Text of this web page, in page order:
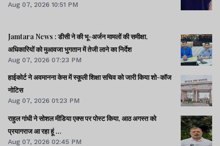
Aug 07, 2026 10:51 PM
Jamtara News : डीसी ने की भू-अर्जन मामलों की समीक्षा,
अधिकारियों को मुआवजा भुगतान में तेजी लाने का निर्देश
Aug 07, 2026 07:23 PM
हाईकोर्ट ने अवमानना केस में स्कूली शिक्षा सचिव को जारी किया शो-कॉज
नोटिस
Aug 07, 2026 01:23 PM
राहुल गांधी ने सोशल मीडिया एक्स पर पोस्ट किया, आठ अगस्त को
प्रयागराज आ रहा हूं ...
Aug 07, 2026 02:45 PM